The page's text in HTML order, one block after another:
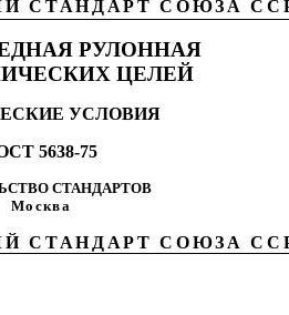
СТАНДАРТ СОЮЗА
РУЛОННАЯ
ЦЕЛЕЙ
УСЛОВИЯ
5638-75
СТАНДАРТОВ
Москва
СТАНДАРТ СОЮЗА